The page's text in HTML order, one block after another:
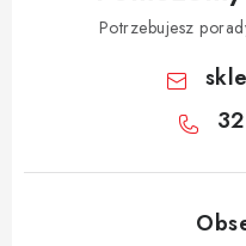
Potrzebujesz